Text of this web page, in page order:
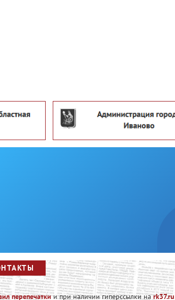
перепечаткии при наличии гиперссылки наrk37.ru